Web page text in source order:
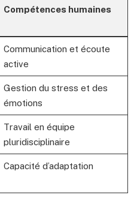
Compétences humaines
Communication et écoute
active
Gestion du stress et des
émotions
Travail en équipe
pluridisciplinaire
Capacité d’adaptation